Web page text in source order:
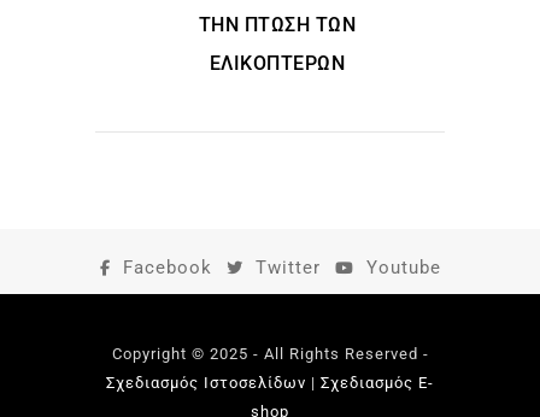
ΤΗΝ ΠΤΏΣΗ ΤΩΝ
ΕΛΙΚΟΠΤΈΡΩΝ
Facebook Twitter Youtube
Copyright © 2025 - All Rights Reserved -
Σχεδιασμός Ιστοσελίδων | Σχεδιασμός E-
shop